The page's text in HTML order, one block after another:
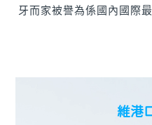
牙而家被譽為係國內國際
維港